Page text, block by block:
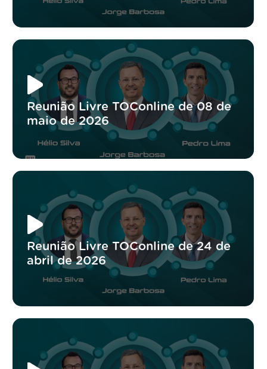
Reunião Livre TOConline de 08 de
maio de 2026
Reunião Livre TOConline de 24 de
abril de 2026